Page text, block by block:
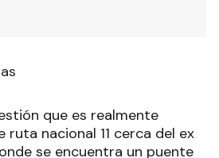
que es realmente
ruta nacional 11 cerca del ex
se encuentra un puente